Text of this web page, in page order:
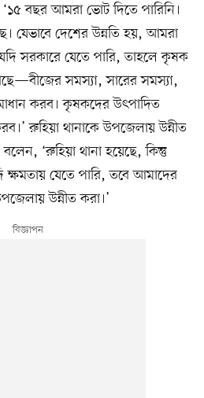
বছর আমরা ভোট দিতে পারিনি।
যেভাবে দেশের উন্নতি হয়, আমরা
সরকারে যেতে পারি, তাহলে কৃষক
সমস্যা, সারের সমস্যা,
করব। কৃষকদের উৎপাদিত
রুহিয়া থানাকে উপজেলায় উন্নীত
‘রুহিয়া থানা হয়েছে, কিন্তু
যেতে পারি, তবে আমাদের
উন্নীত করা।’